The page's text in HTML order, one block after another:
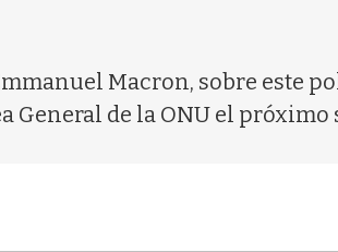
Macron, sobre este
General de la ONU el próximo